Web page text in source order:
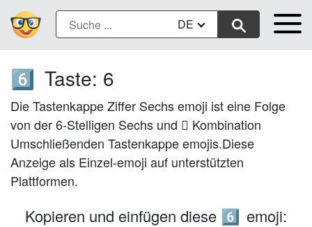
DE
6️⃣ Taste: 6
Die Tastenkappe Ziffer Sechs emoji ist eine Folge
von der 6-Stelligen Sechs und ⃣ Kombination
Umschließenden Tastenkappe emojis.Diese
Anzeige als Einzel-emoji auf unterstützten
Plattformen.
Kopieren und einfügen diese 6️⃣ emoji: